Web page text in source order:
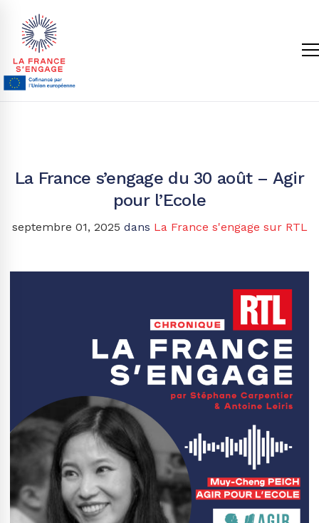
La France s’engage du 30 août – Agir
pour l’Ecole
septembre 01, 2025 dans La France s'engage sur RTL